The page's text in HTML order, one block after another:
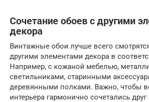
Сочетание обоев с другими
декора
Винтажные обои лучше всего
другими элементами декора в
Например, с кожаной мебелью,
светильниками, старинными
деревянными полками. Важно, чтобы
интерьера гармонично сочетались